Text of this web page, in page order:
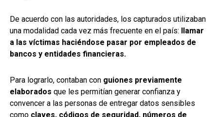
De acuerdo con las autoridades, los capturados utilizaban
una modalidad cada vez más frecuente en el país:
llamar
a las víctimas haciéndose pasar por empleados de
bancos y entidades financieras.
Para lograrlo, contaban con guiones previamente
elaborados que les permitían generar confianza y
convencer a las personas de entregar datos sensibles
como claves, códigos de seguridad, números de